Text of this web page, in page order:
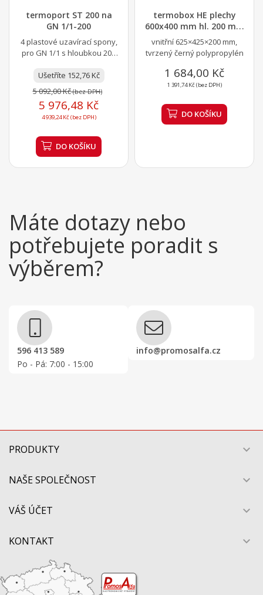
termoport ST 200 na
GN 1/1-200
4 plastové uzavírací spony,
pro GN 1/1 s hloubkou 200
na přepravu...
Ušetříte 152,76 Kč
5 092,00 Kč(bez DPH)
5 976,48 Kč
4 939,24 Kč (bez DPH)
DO KOŠÍKU
termobox HE plechy
600x400 mm hl. 200 mm
černý
vnitřní 625×425×200 mm,
tvrzený černý polypropylén
1 684,00 Kč
1 391,74 Kč (bez DPH)
DO KOŠÍKU
Máte dotazy nebo
potřebujete poradit s
výběrem?
596 413 589
Po - Pá: 7:00 - 15:00
info@promosalfa.cz
PRODUKTY 
NAŠE SPOLEČNOST 
VÁŠ ÚČET 
KONTAKT 